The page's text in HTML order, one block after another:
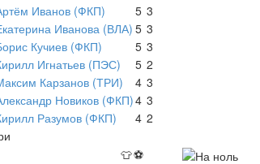
Иванов (ФКП) 5 3
Иванова (ВЛА) 5 3
Кучиев (ФКП) 5 3
Игнатьев (ПЭС) 5 2
Карзанов (ТРИ) 4 3
Новиков (ФКП)4 3
Разумов (ФКП) 4 2
👕⚽